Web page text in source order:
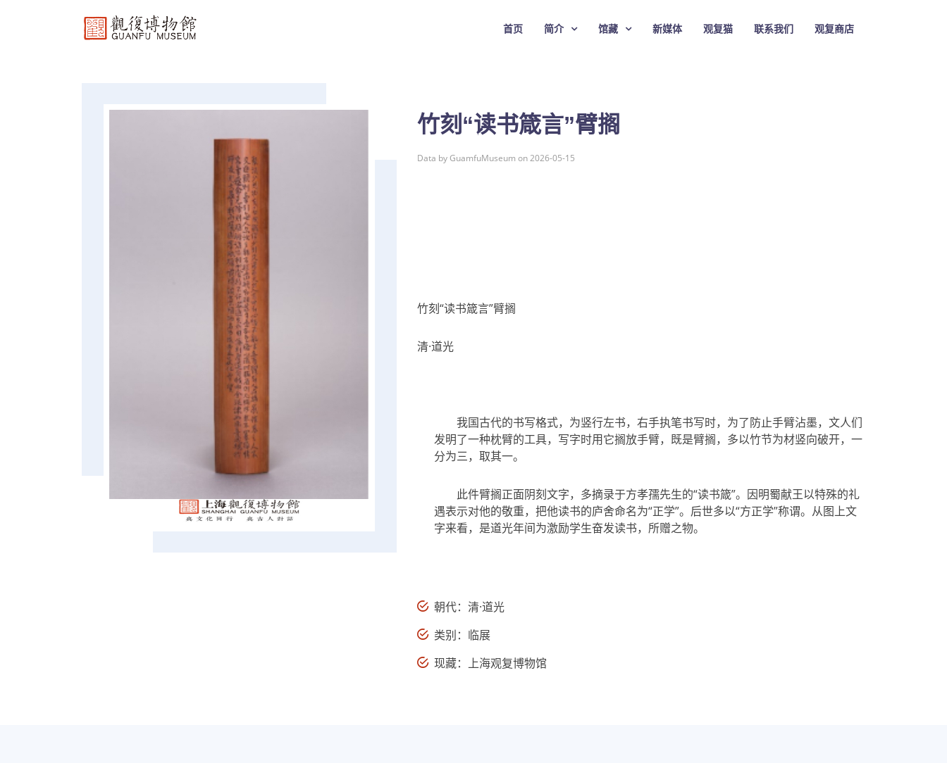
首页 简介 馆藏 新媒体 观复猫 联系我们 观复商店
竹刻“读书箴言”臂搁
Data by GuamfuMuseum on 2026-05-15
竹刻“读书箴言”臂搁
清·道光
我国古代的书写格式，为竖行左书，右手执笔书写时，为了防止手臂沾墨，文人们
发明了一种枕臂的工具，写字时用它搁放手臂，既是臂搁，多以竹节为材竖向破开，一
分为三，取其一。
此件臂搁正面阴刻文字，多摘录于方孝孺先生的“读书箴”。因明蜀献王以特殊的礼
遇表示对他的敬重，把他读书的庐舍命名为“正学”。后世多以“方正学”称谓。从图上文
字来看，是道光年间为激励学生奋发读书，所赠之物。
朝代：清·道光
类别：临展
现藏：上海观复博物馆